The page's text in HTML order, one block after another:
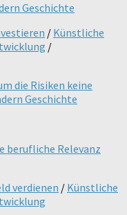
/ Künstliche
/
die Risiken keine
Geschichte
verdienen / Künstliche